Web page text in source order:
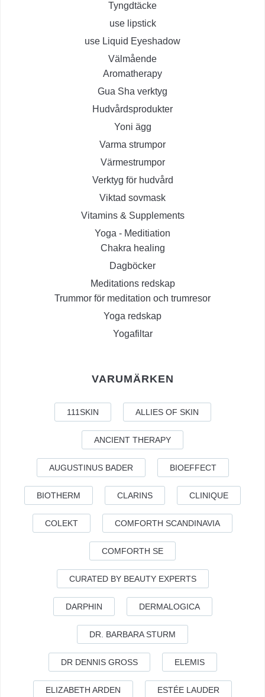
Tyngdtäcke
use lipstick
use Liquid Eyeshadow
Välmående
Aromatherapy
Gua Sha verktyg
Hudvårdsprodukter
Yoni ägg
Varma strumpor
Värmestrumpor
Verktyg för hudvård
Viktad sovmask
Vitamins & Supplements
Yoga - Meditiation
Chakra healing
Dagböcker
Meditations redskap
Trummor för meditation och trumresor
Yoga redskap
Yogafiltar
VARUMÄRKEN
111SKIN ALLIES OF SKIN
ANCIENT THERAPY
AUGUSTINUS BADER BIOEFFECT
BIOTHERM CLARINS CLINIQUE
COLEKT COMFORTH SCANDINAVIA
COMFORTH SE
CURATED BY BEAUTY EXPERTS
DARPHIN DERMALOGICA
DR. BARBARA STURM
DR DENNIS GROSS ELEMIS
ELIZABETH ARDEN ESTÉE LAUDER